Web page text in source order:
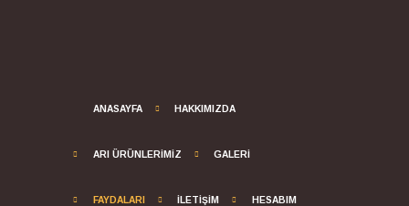
ANASAYFA HAKKIMIZDA
ARI ÜRÜNLERIMIZ GALERI
FAYDALARI İLETIŞIM HESABIM